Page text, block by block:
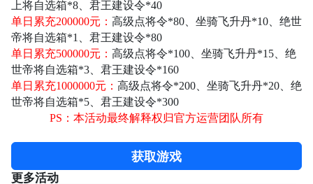
上将自选箱*8、君王建设令*40
单日累充200000元： 高级点将令*80、坐骑飞升丹*10、绝世
帝将自选箱*1、君王建设令*80
单日累充500000元： 高级点将令*100、坐骑飞升丹*15、绝
世帝将自选箱*3、君王建设令*160
单日累充1000000元： 高级点将令*200、坐骑飞升丹*20、绝
世帝将自选箱*5、君王建设令*300
PS：本活动最终解释权归官方运营团队所有
获取游戏
更多活动